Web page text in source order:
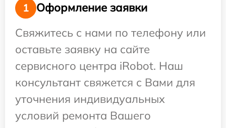
1
Оформление заявки
Свяжитесь с нами по телефону или
оставьте заявку на сайте
сервисного центра iRobot. Наш
консультант свяжется с Вами для
уточнения индивидуальных
условий ремонта Вашего